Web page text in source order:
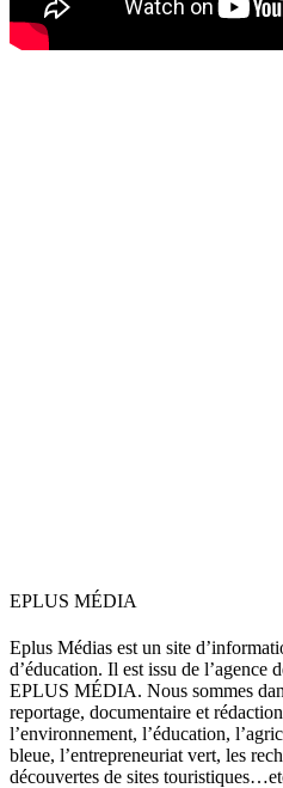
EPLUS MÉDIA
Eplus Médias est un site
d’éducation. Il est issu de l’agence
EPLUS MÉDIA. Nous sommes
reportage, documentaire et
l’environnement, l’éducation,
bleue, l’entrepreneuriat vert, les
découvertes de sites